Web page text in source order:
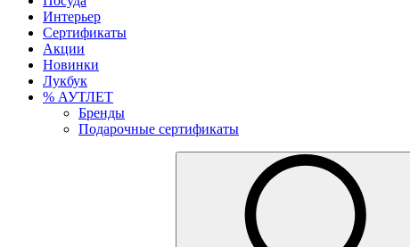
Интерьер
Сертификаты
Акции
Новинки
Лукбук
% АУТЛЕТ
Бренды
Подарочные сертификаты